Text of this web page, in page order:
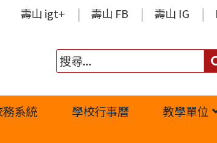
壽山 igt+ 壽山 FB 壽山 IG
系統 學校行事曆 教學單位